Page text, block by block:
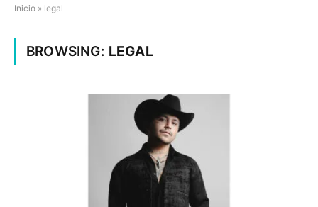
Inicio » legal
BROWSING: LEGAL